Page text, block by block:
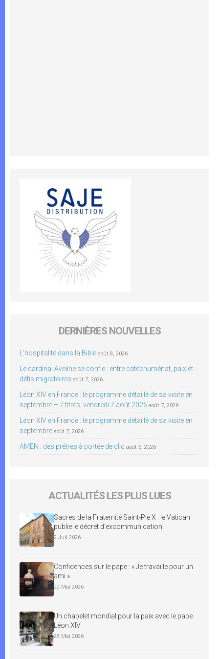
DERNIÈRES NOUVELLES
L’hospitalité dans la Bible août 8, 2026
Le cardinal Aveline se confie : entre catéchuménat, paix et
défis migratoires août 7, 2026
Léon XIV en France : le programme détaillé de sa visite en
septembre – 7 titres, vendredi 7 août 2026 août 7, 2026
Léon XIV en France : le programme détaillé de sa visite en
septembre août 7, 2026
AMEN : des prêtres à portée de clic août 6, 2026
ACTUALITÉS LES PLUS LUES
Sacres de la Fraternité Saint-Pie X : le Vatican
publie le décret d’excommunication
2 Juil 2026
Confidences sur le pape : « Je travaille pour un
ami »
22 Mai 2026
Un chapelet mondial pour la paix avec le pape
Léon XIV
28 Mai 2026